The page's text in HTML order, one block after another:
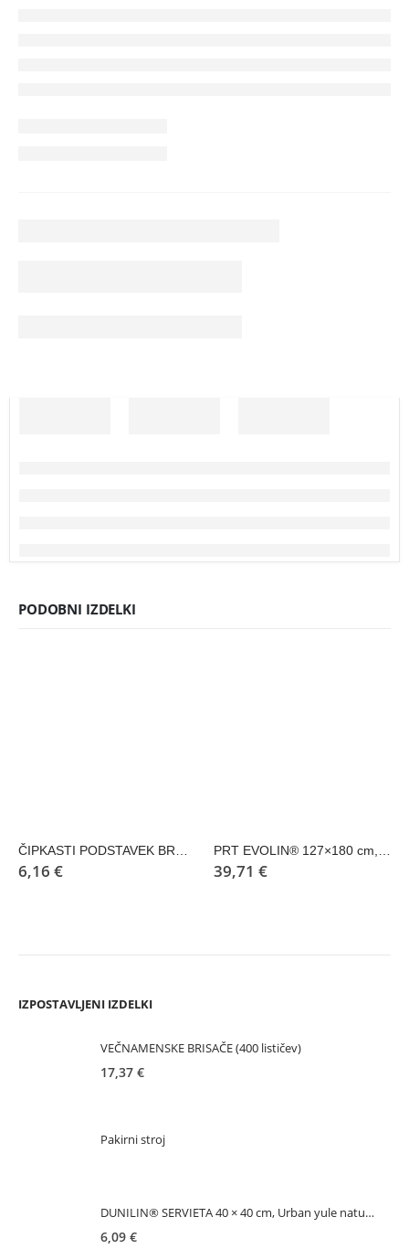
PODOBNI IZDELKI
6,16 € 39,71 €
IZPOSTAVLJENI IZDELKI
VEČNAMENSKE BRISAČE (400 lističev)
17,37 €
Pakirni stroj
DUNILIN® SERVIETA 40 × 40 cm, Urban yule natura, 50 kosov
6,09 €